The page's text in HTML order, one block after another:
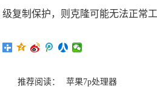
级复制保护，则克隆可能无法正常工
推荐阅读： 苹果7p处理器